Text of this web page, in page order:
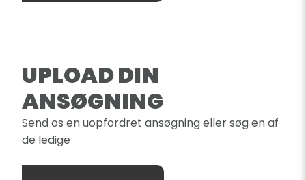
UPLOAD DIN
ANSØGNING
Send os en uopfordret ansøgning eller søg en af
de ledige